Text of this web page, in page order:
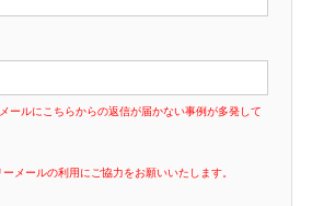
ールにこちらからの返信が届かない事例が多発して
メールの利用にご協力をお願いいたします。